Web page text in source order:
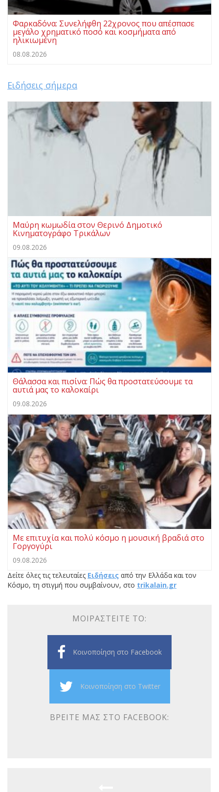
Φαρκαδόνα: Συνελήφθη 22χρονος που απέσπασε
μεγάλο χρηματικό ποσό και κοσμήματα από
ηλικιωμένη
08.08.2026
Ειδήσεις σήμερα
Μαύρη κωμωδία στον Θερινό Δημοτικό
Κινηματογράφο Τρικάλων
09.08.2026
Θάλασσα και πισίνα: Πώς θα προστατεύσουμε τα
αυτιά μας το καλοκαίρι
09.08.2026
Με επιτυχία και πολύ κόσμο η μουσική βραδιά στο
Γοργογύρι
09.08.2026
Δείτε όλες τις τελευταίες Ειδήσεις από την Ελλάδα και τον
Κόσμο, τη στιγμή που συμβαίνουν, στο trikalain.gr
ΜΟΙΡΑΣΤΕΊΤΕ ΤΟ:
Κοινοποίηση στο Facebook
Κοινοποίηση στο Twitter
ΒΡΕΊΤΕ ΜΑΣ ΣΤΟ FACEBOOK: